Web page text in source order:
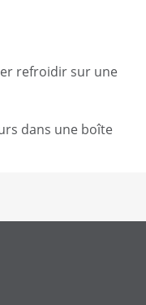
refroidir sur une
dans une boîte